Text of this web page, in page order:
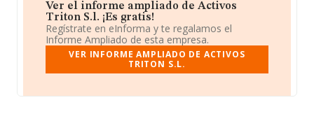
Ver el informe ampliado de Activos
Triton S.l. ¡Es gratis!
Regístrate en eInforma y te regalamos el
Informe Ampliado de esta empresa.
VER INFORME AMPLIADO DE ACTIVOS
TRITON S.L.